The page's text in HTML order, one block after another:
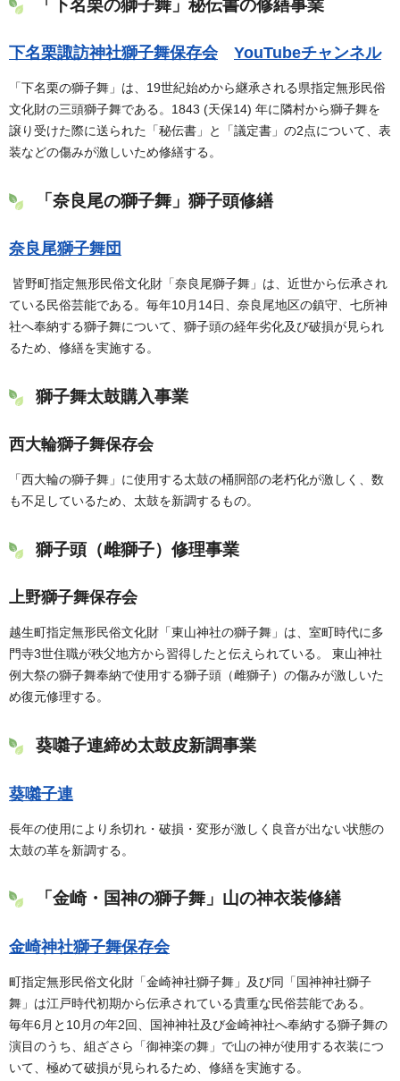
「下名栗の獅子舞」秘伝書の修繕事業
下名栗諏訪神社獅子舞保存会 YouTubeチャンネル
「下名栗の獅子舞」は、19世紀始めから継承される県指定無形民俗
文化財の三頭獅子舞である。1843 (天保14) 年に隣村から獅子舞を
譲り受けた際に送られた「秘伝書」と「議定書」の2点について、表
装などの傷みが激しいため修繕する。
「奈良尾の獅子舞」獅子頭修繕
奈良尾獅子舞団
皆野町指定無形民俗文化財「奈良尾獅子舞」は、近世から伝承され
ている民俗芸能である。毎年10月14日、奈良尾地区の鎮守、七所神
社へ奉納する獅子舞について、獅子頭の経年劣化及び破損が見られ
るため、修繕を実施する。
獅子舞太鼓購入事業
西大輪獅子舞保存会
「西大輪の獅子舞」に使用する太鼓の桶胴部の老朽化が激しく、数
も不足しているため、太鼓を新調するもの。
獅子頭（雌獅子）修理事業
上野獅子舞保存会
越生町指定無形民俗文化財「東山神社の獅子舞」は、室町時代に多
門寺3世住職が秩父地方から習得したと伝えられている。 東山神社
例大祭の獅子舞奉納で使用する獅子頭（雌獅子）の傷みが激しいた
め復元修理する。
葵囃子連締め太鼓皮新調事業
葵囃子連
長年の使用により糸切れ・破損・変形が激しく良音が出ない状態の
太鼓の革を新調する。
「金崎・国神の獅子舞」山の神衣装修繕
金崎神社獅子舞保存会
町指定無形民俗文化財「金崎神社獅子舞」及び同「国神神社獅子
舞」は江戸時代初期から伝承されている貴重な民俗芸能である。
毎年6月と10月の年2回、国神神社及び金崎神社へ奉納する獅子舞の
演目のうち、組ざさら「御神楽の舞」で山の神が使用する衣装につ
いて、極めて破損が見られるため、修繕を実施する。